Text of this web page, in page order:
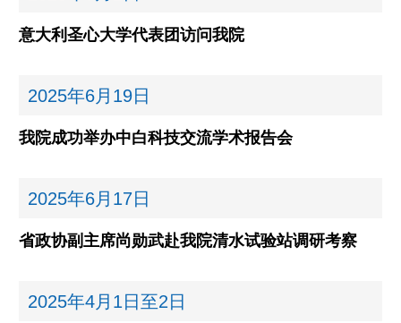
意大利圣心大学代表团访问我院
2025年6月19日
我院成功举办中白科技交流学术报告会
2025年6月17日
省政协副主席尚勋武赴我院清水试验站调研考察
2025年4月1日至2日